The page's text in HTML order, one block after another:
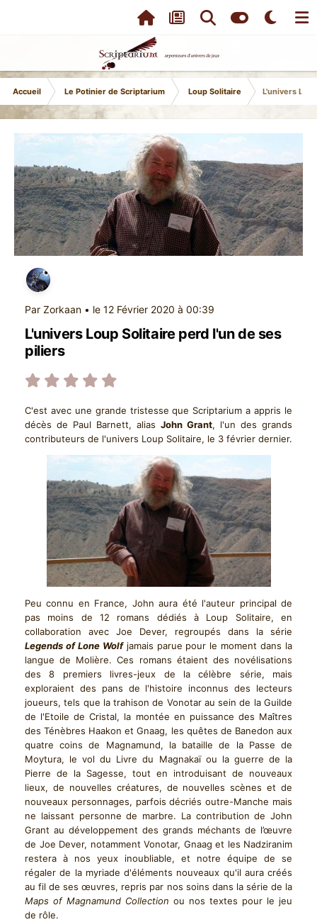
Accueil Le Potinier de Scriptarium Loup Solitaire L'univers
Par Zorkaan • le 12 Février 2020 à 00:39
L'univers Loup Solitaire perd l'un de ses
piliers
C'est avec une grande tristesse que Scriptarium a appris le
décès de Paul Barnett, alias John Grant, l'un des grands
contributeurs de l'univers Loup Solitaire, le 3 février dernier.
Peu connu en France, John aura été l'auteur principal de
pas moins de 12 romans dédiés à Loup Solitaire, en
collaboration avec Joe Dever, regroupés dans la série
Legends of Lone Wolfjamais parue pour le moment dans la
langue de Molière. Ces romans étaient des novélisations
des 8 premiers livres-jeux de la célèbre série, mais
exploraient des pans de l'histoire inconnus des lecteurs
joueurs, tels que la trahison de Vonotar au sein de la Guilde
de l'Etoile de Cristal, la montée en puissance des Maîtres
des Ténèbres Haakon et Gnaag, les quêtes de Banedon aux
quatre coins de Magnamund, la bataille de la Passe de
Moytura, le vol du Livre du Magnakaï ou la guerre de la
Pierre de la Sagesse, tout en introduisant de nouveaux
lieux, de nouvelles créatures, de nouvelles scènes et de
nouveaux personnages, parfois décriés outre-Manche mais
ne laissant personne de marbre. La contribution de John
Grant au développement des grands méchants de l’œuvre
de Joe Dever, notamment Vonotar, Gnaag et les Nadziranim
restera à nos yeux inoubliable, et notre équipe de se
régaler de la myriade d'éléments nouveaux qu'il aura créés
au fil de ses œuvres, repris par nos soins dans la série de la
Maps of Magnamund Collection ou nos textes pour le jeu
de rôle.